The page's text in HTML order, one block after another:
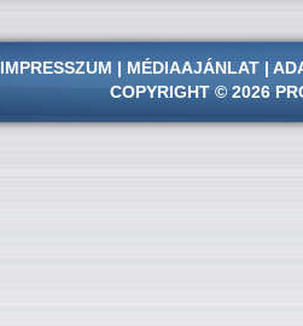
IMPRESSZUM | MÉDIAAJÁNLAT |
COPYRIGHT © 2026